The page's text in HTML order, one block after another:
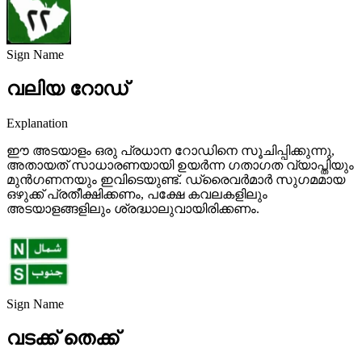
Sign Name
വലിയ റോഡ്
Explanation
ഈ അടയാളം ഒരു പ്രധാന റോഡിനെ സൂചിപ്പിക്കുന്നു,
അതായത് സാധാരണയായി ഉയർന്ന ഗതാഗത വ്യാപ്തിയും
മുൻഗണനയും ഇവിടെയുണ്ട്. ഡ്രൈവർമാർ സുഗമമായ
ഒഴുക്ക് പ്രതീക്ഷിക്കണം, പക്ഷേ കവലകളിലും
അടയാളങ്ങളിലും ശ്രദ്ധാലുവായിരിക്കണം.
Sign Name
വടക്ക് തെക്ക്